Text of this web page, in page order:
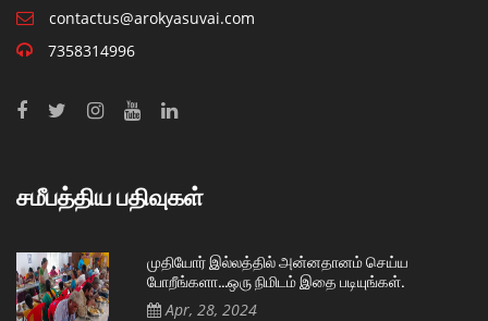
contactus@arokyasuvai.com
7358314996
சமீபத்திய பதிவுகள்
முதியோர் இல்லத்தில் அன்னதானம் செய்ய
போறீங்களா…ஒரு நிமிடம் இதை படியுங்கள்.
Apr, 28, 2024